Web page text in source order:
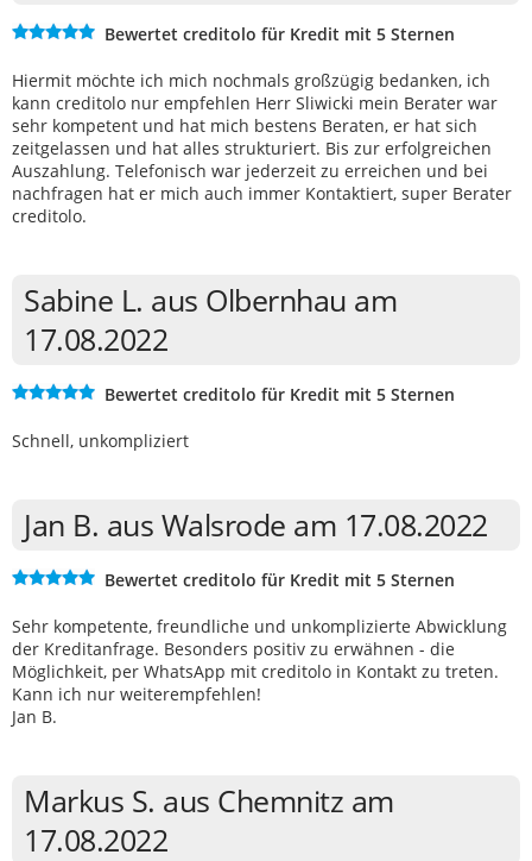
Bewertet creditolo für Kredit mit 5 Sternen
Hiermit möchte ich mich nochmals großzügig bedanken, ich
kann creditolo nur empfehlen Herr Sliwicki mein Berater war
sehr kompetent und hat mich bestens Beraten, er hat sich
zeitgelassen und hat alles strukturiert. Bis zur erfolgreichen
Auszahlung. Telefonisch war jederzeit zu erreichen und bei
nachfragen hat er mich auch immer Kontaktiert, super Berater
creditolo.
Sabine L. aus Olbernhau am
17.08.2022
Bewertet creditolo für Kredit mit 5 Sternen
Schnell, unkompliziert
Jan B. aus Walsrode am 17.08.2022
Bewertet creditolo für Kredit mit 5 Sternen
Sehr kompetente, freundliche und unkomplizierte Abwicklung
der Kreditanfrage. Besonders positiv zu erwähnen - die
Möglichkeit, per WhatsApp mit creditolo in Kontakt zu treten.
Kann ich nur weiterempfehlen!
Jan B.
Markus S. aus Chemnitz am
17.08.2022